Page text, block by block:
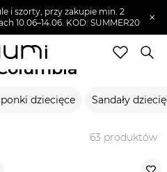
i szorty, przy zakupie min. 2
10.06–14.06. KOD: SUMMER20
×
dziecięce Sandały
63 produktów